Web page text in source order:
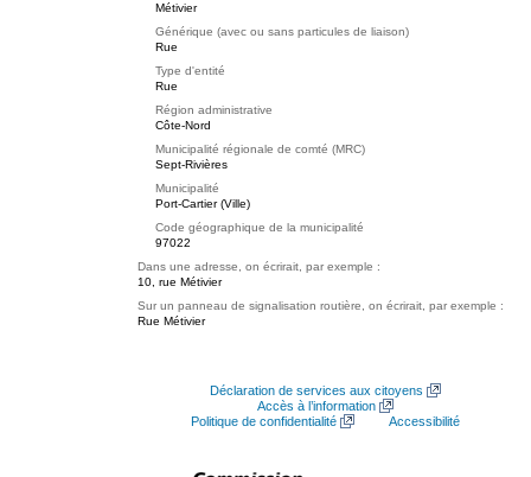
Métivier
Générique (avec ou sans particules de liaison)
Rue
Type d'entité
Rue
Région administrative
Côte-Nord
Municipalité régionale de comté (MRC)
Sept-Rivières
Municipalité
Port-Cartier (Ville)
Code géographique de la municipalité
97022
Dans une adresse, on écrirait, par exemple :
10, rue Métivier
Sur un panneau de signalisation routière, on écrirait, par exemple :
Rue Métivier
Déclaration de services aux citoyens
Accès à l’information
Politique de confidentialité
Accessibilité